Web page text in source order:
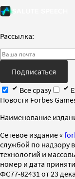
Рассылка:
Подписаться
Все сразу
Новости Forbes
Наименование
Cетевое издание «
службой по надзору
технологий и
номер и дата
ФС77-82431 от 23